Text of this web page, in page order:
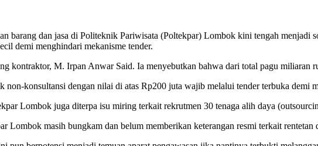
dan jasa di Politeknik Pariwisata (Poltekpar) Lombok kini tengah menjadi
demi menghindari mekanisme tender.
kontraktor, M. Irpan Anwar Said. Ia menyebutkan bahwa dari total pagu miliaran
non-konsultansi dengan nilai di atas Rp200 juta wajib melalui tender terbuka demi
Lombok juga diterpa isu miring terkait rekrutmen 30 tenaga alih daya
Lombok masih bungkam dan belum memberikan keterangan resmi terkait rentetan